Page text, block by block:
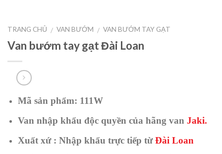
TRANG CHỦ / VAN BƯỚM / VAN BƯỚM TAY GẠT
Van bướm tay gạt Đài Loan
Mã sản phẩm: 111W
Van nhập khẩu độc quyền của hãng van Jaki.
Xuất xứ : Nhập khẩu trực tiếp từĐài Loan